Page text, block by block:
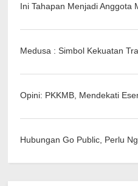
Ini Tahapan Menjadi Anggota
Medusa : Simbol Kekuatan
Opini: PKKMB, Mendekati
Hubungan Go Public, Perlu